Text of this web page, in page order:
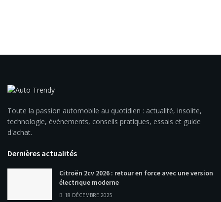
Toute la passion automobile au quotidien : actualité, insolite,
technologie, événements, conseils pratiques, essais et guide
d'achat.
Dernières actualités
Citroën 2cv 2026 : retour en force avec une version
électrique moderne
18 DÉCEMBRE 2025